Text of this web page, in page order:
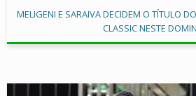
MELIGENI E SARAIVA DECIDEM O TÍTULO
CLASSIC NESTE